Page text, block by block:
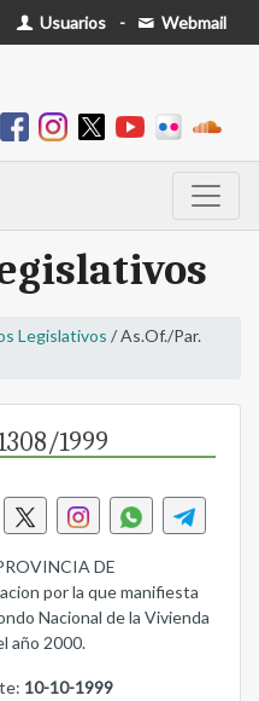
Usuarios - Webmail
Legislativos / As.Of./Par.
1999
DE
por la que manifiesta
Nacional de la Vivienda
año 2000.
10-10-1999